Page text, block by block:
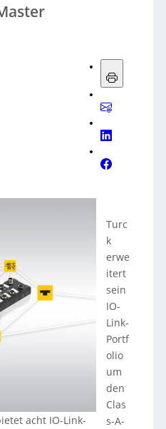
acht IO-Link-
Turc
k
erwe
itert
sein
IO-
Link-
Portf
olio
um
den
Clas
s-A-